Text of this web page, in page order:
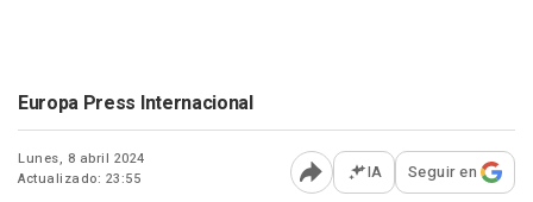
Europa Press Internacional
Lunes, 8 abril 2024
Actualizado: 23:55
Abrir opciones para
IA Seguir en